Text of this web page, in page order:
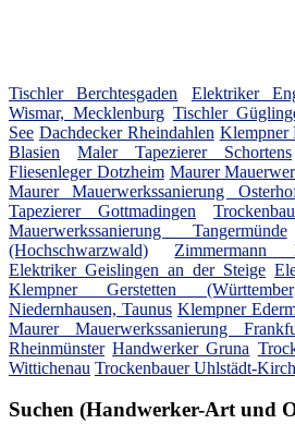
Tischler Berchtesgaden Elektriker
Wismar, Mecklenburg Tischler
See Dachdecker Rheindahlen Klempner
Blasien
Maler Tapezierer Schortens
Fliesenleger Dotzheim Maurer
Maurer Mauerwerkssanierung
Tapezierer Gottmadingen
Mauerwerkssanierung Tangermünde
(Hochschwarzwald)
Zimmermann
Elektriker Geislingen an der Steige
Klempner Gerstetten
Niedernhausen, Taunus Klempner
Maurer Mauerwerkssanierung
Rheinmünster Handwerker Gruna
Wittichenau Trockenbauer Uhlstädt-
Suchen (Handwerker-Art und